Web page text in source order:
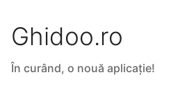
Ghidoo.ro
În curând, o nouă aplicație!